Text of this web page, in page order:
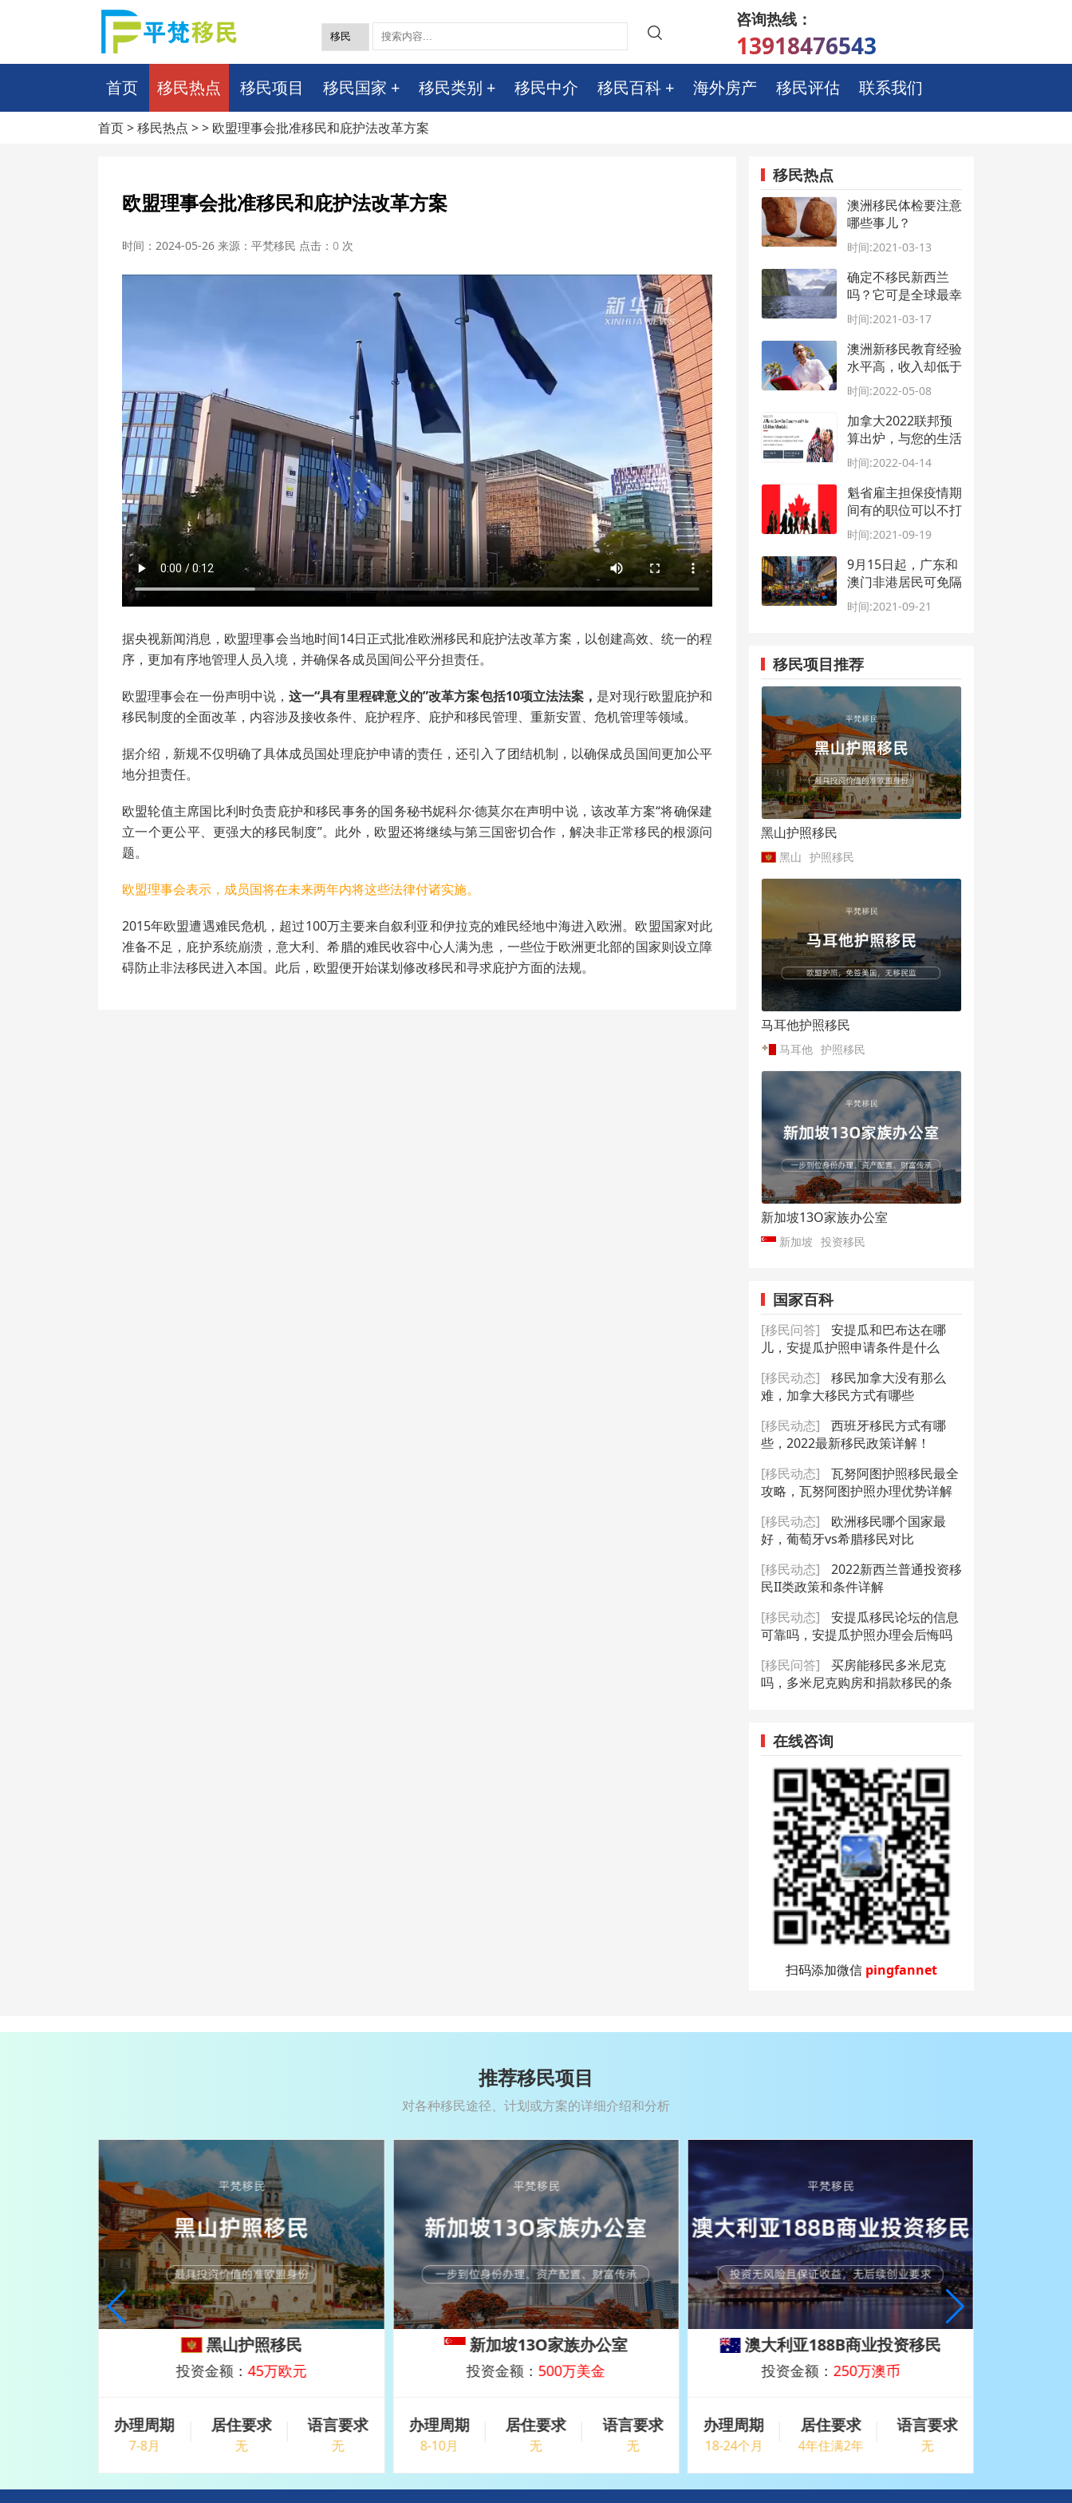
咨询热线：
13918476543
首页 移民热点 移民项目 移民国家 移民类别 移民中介 移民百科 海外房产 移民评估 联系我们
首页>移民热点 > > 欧盟理事会批准移民和庇护法改革方案
欧盟理事会批准移民和庇护法改革方案
时间：2024-05-26 来源：平梵移民 点击： 0 次
据央视新闻消息，欧盟理事会当地时间14日正式批准欧洲移民和庇护法改革方案，以创建高效、统一的程
序，更加有序地管理人员入境，并确保各成员国间公平分担责任。
欧盟理事会在一份声明中说，这一“具有里程碑意义的”改革方案包括10项立法法案， 是对现行欧盟庇护和
移民制度的全面改革，内容涉及接收条件、庇护程序、庇护和移民管理、重新安置、危机管理等领域。
据介绍，新规不仅明确了具体成员国处理庇护申请的责任，还引入了团结机制，以确保成员国间更加公平
地分担责任。
欧盟轮值主席国比利时负责庇护和移民事务的国务秘书妮科尔·德莫尔在声明中说，该改革方案“将确保建
立一个更公平、更强大的移民制度”。此外，欧盟还将继续与第三国密切合作，解决非正常移民的根源问
题。
欧盟理事会表示，成员国将在未来两年内将这些法律付诸实施。
2015年欧盟遭遇难民危机，超过100万主要来自叙利亚和伊拉克的难民经地中海进入欧洲。欧盟国家对此
准备不足，庇护系统崩溃，意大利、希腊的难民收容中心人满为患，一些位于欧洲更北部的国家则设立障
碍防止非法移民进入本国。此后，欧盟便开始谋划修改移民和寻求庇护方面的法规。
移民热点
澳洲移民体检要注意
哪些事儿？
时间:2021-03-13
确定不移民新西兰
吗？它可是全球最幸
福的国家！
时间:2021-03-17
澳洲新移民教育经验
水平高，收入却低于
10年前
时间:2022-05-08
加拿大2022联邦预
算出炉，与您的生活
息息相关
时间:2022-04-14
魁省雇主担保疫情期
间有的职位可以不打
广告
时间:2021-09-19
9月15日起，广东和
澳门非港居民可免隔
离入境香港！
时间:2021-09-21
移民项目推荐
黑山护照移民
黑山 护照移民
马耳他护照移民
马耳他 护照移民
新加坡13O家族办公室
新加坡 投资移民
国家百科
[移民问答]
安提瓜和巴布达在哪
儿，安提瓜护照申请条件是什么
[移民动态]
移民加拿大没有那么
难，加拿大移民方式有哪些
[移民动态]
西班牙移民方式有哪
些，2022最新移民政策详解！
[移民动态]
瓦努阿图护照移民最全
攻略，瓦努阿图护照办理优势详解
[移民动态]
欧洲移民哪个国家最
好，葡萄牙vs希腊移民对比
[移民动态]
2022新西兰普通投资移
民II类政策和条件详解
[移民动态]
安提瓜移民论坛的信息
可靠吗，安提瓜护照办理会后悔吗
[移民问答]
买房能移民多米尼克
吗，多米尼克购房和捐款移民的条
在线咨询
扫码添加微信 pingfannet
推荐移民项目
对各种移民途径、计划或方案的详细介绍和分析
新加坡13O家族办公室
投资金额： 500万美金
办理周期
8-10月
居住要求
无
语言要求
无
澳大利亚188B商业投资移民
投资金额： 250万澳币
办理周期
18-24个月
居住要求
4年住满2年
语言要求
无
土耳其护照移民（购房）
投资金额：40万美金
办理周期
6-10月
居住要求
无
语言要求
无